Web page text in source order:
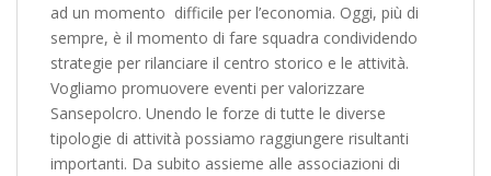
ad un momento difficile per l’economia. Oggi, più di
sempre, è il momento di fare squadra condividendo
strategie per rilanciare il centro storico e le attività.
Vogliamo promuovere eventi per valorizzare
Sansepolcro. Unendo le forze di tutte le diverse
tipologie di attività possiamo raggiungere risultanti
importanti. Da subito assieme alle associazioni di